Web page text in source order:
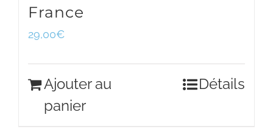
France
29,00€
Ajouter au
panier
Détails